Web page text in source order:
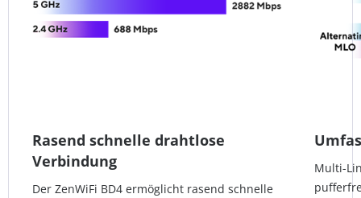
Rasend schnelle drahtlose
Verbindung
Der ZenWiFi BD4 ermöglicht rasend schnelle
Multi-